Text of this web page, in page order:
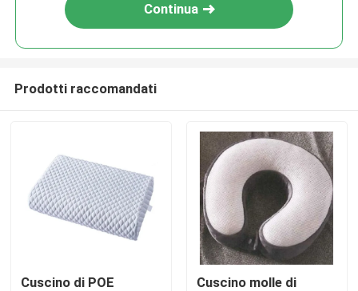
Continua
Prodotti raccomandati
Cuscino di POE
Cuscino molle di